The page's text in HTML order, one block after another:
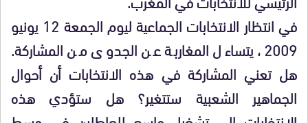
في انتظار الانتخابات الجماعية ليوم الجمعة 12 يونيو
2009، يتساءل المغاربة عن الجدوى من المشاركة.
هل تعني المشاركة في هذه الانتخابات أن أحوال
الجماهير الشعبية ستتغير؟ هل ستؤدي هذه